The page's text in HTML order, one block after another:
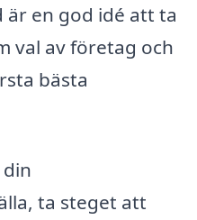
är en god idé att ta
val av företag och
bästa
ta steget att